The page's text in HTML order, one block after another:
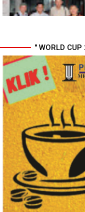
MIO Indonesia Sumut
Daftarkan Organisasi ke
Kesbangpol, Langkah
Perkuat Profesionalisme
Media Online
" WORLD